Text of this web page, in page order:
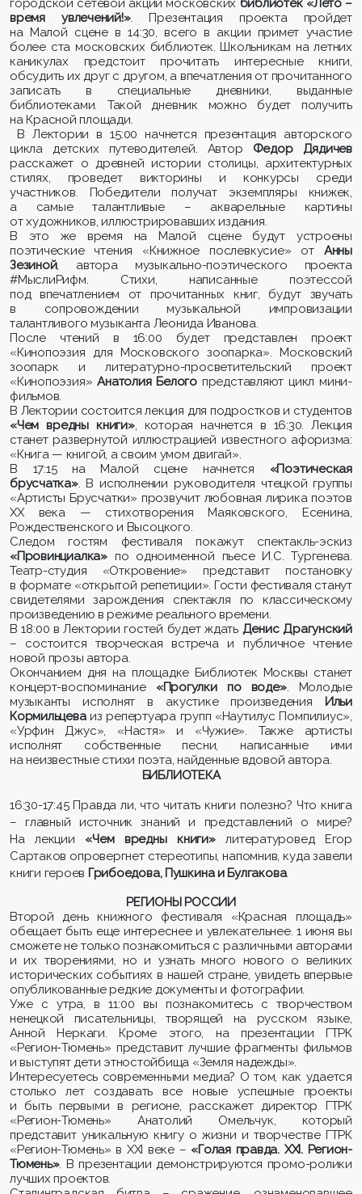
городской сетевой акции московских библиотек «Лето –
время увлечений!». Презентация проекта пройдет
на Малой сцене в 14:30, всего в акции примет участие
более ста московских библиотек. Школьникам на летних
каникулах предстоит прочитать интересные книги,
обсудить их друг с другом, а впечатления от прочитанного
записать в специальные дневники, выданные
библиотеками. Такой дневник можно будет получить
на Красной площади.
В Лектории в 15:00 начнется презентация авторского
цикла детских путеводителей. Автор Федор Дядичев
расскажет о древней истории столицы, архитектурных
стилях, проведет викторины и конкурсы среди
участников. Победители получат экземпляры книжек,
а самые талантливые – акварельные картины
от художников, иллюстрировавших издания.
В это же время на Малой сцене будут устроены
поэтические чтения «Книжное послевкусие» от Анны
Зезиной, автора музыкально-поэтического проекта
#МыслиРифм. Стихи, написанные поэтессой
под впечатлением от прочитанных книг, будут звучать
в сопровождении музыкальной импровизации
талантливого музыканта Леонида Иванова.
После чтений в 16:00 будет представлен проект
«Кинопоэзия для Московского зоопарка». Московский
зоопарк и литературно-просветительский проект
«Кинопоэзия»Анатолия Белогопредставляют цикл мини-
фильмов.
В Лектории состоится лекция для подростков и студентов
«Чем вредны книги», которая начнется в 16:30. Лекция
станет развернутой иллюстрацией известного афоризма:
«Книга — книгой, а своим умом двигай».
В 17:15 на Малой сцене начнется «Поэтическая
брусчатка». В исполнении руководителя чтецкой группы
«Артисты Брусчатки» прозвучит любовная лирика поэтов
XX века — стихотворения Маяковского, Есенина,
Рождественского и Высоцкого.
Следом гостям фестиваля покажут спектакль-эскиз
«Провинциалка»по одноименной пьесе И.С. Тургенева.
Театр-студия «Откровение» представит постановку
в формате «открытой репетиции». Гости фестиваля станут
свидетелями зарождения спектакля по классическому
произведению в режиме реального времени.
В 18:00 в Лектории гостей будет ждать Денис Драгунский
– состоится творческая встреча и публичное чтение
новой прозы автора.
Окончанием дня на площадке Библиотек Москвы станет
концерт-воспоминание «Прогулки по воде». Молодые
музыканты исполнят в акустике произведения Ильи
Кормильцеваиз репертуара групп «Наутилус Помпилиус»,
«Урфин Джус», «Настя» и «Чужие». Также артисты
исполнят собственные песни, написанные ими
на неизвестные стихи поэта, найденные вдовой автора.
БИБЛИОТЕКА
16:30-17:45 Правда ли, что читать книги полезно? Что книга
– главный источник знаний и представлений о мире?
На лекции «Чем вредны книги»литературовед Егор
Сартаков опровергнет стереотипы, напомнив, куда завели
книги героев Грибоедова, Пушкина и Булгакова.
РЕГИОНЫ РОССИИ
Второй день книжного фестиваля «Красная площадь»
обещает быть еще интереснее и увлекательнее. 1 июня вы
сможете не только познакомиться с различными авторами
и их творениями, но и узнать много нового о великих
исторических событиях в нашей стране, увидеть впервые
опубликованные редкие документы и фотографии.
Уже с утра, в 11:00 вы познакомитесь с творчеством
ненецкой писательницы, творящей на русском языке,
Анной Неркаги. Кроме этого, на презентации ГТРК
«Регион-Тюмень» представит лучшие фрагменты фильмов
и выступят дети этностойбища «Земля надежды».
Интересуетесь современными медиа? О том, как удается
столько лет создавать все новые успешные проекты
и быть первыми в регионе, расскажет директор ГТРК
«Регион-Тюмень» Анатолий Омельчук, который
представит уникальную книгу о жизни и творчестве ГТРК
«Регион-Тюмень» в XXI веке – «Голая правда. XXI. Регион-
Тюмень». В презентации демонстрируются промо-ролики
лучших проектов.